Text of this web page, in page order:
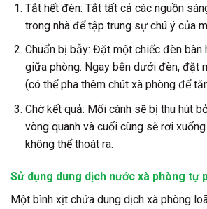
Tắt hết đèn: Tắt tất cả các nguồn
trong nhà để tập trung sự chú ý của
Chuẩn bị bẫy: Đặt một chiếc đèn bàn
giữa phòng. Ngay bên dưới đèn, đặt
(có thể pha thêm chút xà phòng để
Chờ kết quả: Mối cánh sẽ bị thu hút
vòng quanh và cuối cùng sẽ rơi
không thể thoát ra.
Sử dụng dung dịch nước xà phòng tự
Một bình xịt chứa dung dịch xà phòng